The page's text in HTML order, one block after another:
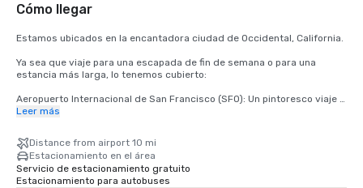
Cómo llegar
Estamos ubicados en la encantadora ciudad de Occidental, California.
Ya sea que viaje para una escapada de fin de semana o para una
estancia más larga, lo tenemos cubierto:
Aeropuerto Internacional de San Francisco (SFO): Un pintoresco viaje
de 2 horas lo lleva desde la llegada hasta la relajación.
Aeropuerto Charles M. Schulz — Sonoma County (STS) de Santa Rosa: a
solo 35 minutos de nuestra puerta: la ruta más rápida hacia su retiro
rústico.
Leer más
Distance from airport 10 mi
Estacionamiento en el área
Servicio de estacionamiento gratuito
Estacionamiento para autobuses